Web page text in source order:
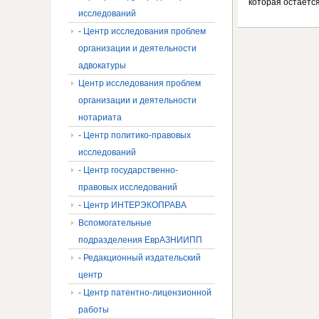
которая
исследований
- Центр исследования проблем
организации и деятельности
адвокатуры
Центр исследования проблем
организации и деятельности
нотариата
- Центр политико-правовых
исследований
- Центр государственно-
правовых исследований
- Центр ИНТЕРЭКОПРАВА
Вспомогательные
подразделения ЕврАЗНИИПП
- Редакционный издательский
центр
- Центр патентно-лицензионной
работы